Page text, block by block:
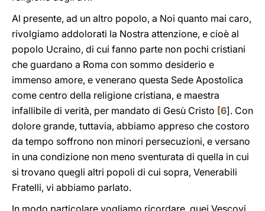
Al presente, ad un altro popolo, a Noi quanto mai caro,
rivolgiamo addolorati la Nostra attenzione, e cioè al
popolo Ucraino, di cui fanno parte non pochi cristiani
che guardano a Roma con sommo desiderio e
immenso amore, e venerano questa Sede Apostolica
come centro della religione cristiana, e maestra
infallibile di verità, per mandato di Gesù Cristo [6]. Con
dolore grande, tuttavia, abbiamo appreso che costoro
da tempo soffrono non minori persecuzioni, e versano
in una condizione non meno sventurata di quella in cui
si trovano quegli altri popoli di cui sopra, Venerabili
Fratelli, vi abbiamo parlato.
In modo particolare vogliamo ricordare, quei Vescovi